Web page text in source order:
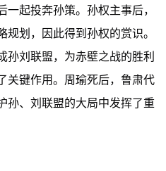
起投奔孙策。孙权主事后，
划，因此得到孙权的赏识。
孙刘联盟，为赤壁之战的胜利
关键作用。周瑜死后，鲁肃代
孙、刘联盟的大局中发挥了重